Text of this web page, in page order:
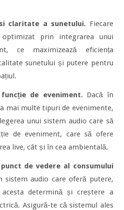
claritate a sunetului. Fiecare
prin integrarea unui
ce maximizează eficiența
sunetului și putere pentru
de eveniment. Dacă în
mai multe tipuri de evenimente,
unui sistem audio care să
de eveniment, care să ofere
live, cât și în cea ambientală.
de vedere al consumului
sistem audio care oferă putere,
determină și creștere a
Asigură-te că sistemul ales